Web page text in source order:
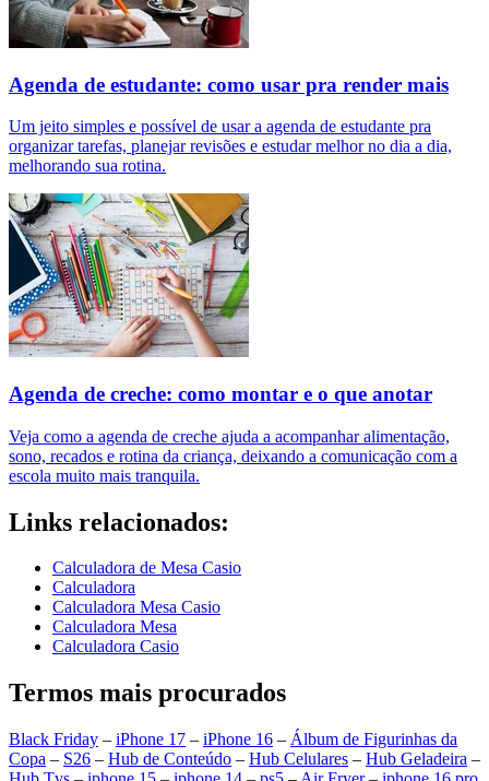
Agenda de estudante: como usar pra render mais
Um jeito simples e possível de usar a agenda de estudante pra
organizar tarefas, planejar revisões e estudar melhor no dia a dia,
melhorando sua rotina.
Agenda de creche: como montar e o que anotar
Veja como a agenda de creche ajuda a acompanhar alimentação,
sono, recados e rotina da criança, deixando a comunicação com a
escola muito mais tranquila.
Links relacionados:
Calculadora de Mesa Casio
Calculadora
Calculadora Mesa Casio
Calculadora Mesa
Calculadora Casio
Termos mais procurados
Black Friday – iPhone 17 – iPhone 16 – Álbum de Figurinhas da
Copa – S26 – Hub de Conteúdo – Hub Celulares – Hub Geladeira –